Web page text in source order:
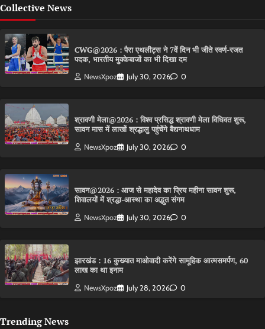
Collective News
CWG@2026 : पैरा एथलीट्स ने 7वें दिन भी जीते स्वर्ण-रजत
पदक, भारतीय मुक्केबाजों का भी दिखा दम
NewsXpoz July 30, 2026 0
श्रावणी मेला@2026 : विश्व प्रसिद्ध श्रावणी मेला विधिवत शुरू,
सावन मास में लाखों श्रद्धालु पहुंचेंगे बैद्यनाथधाम
NewsXpoz July 30, 2026 0
सावन@2026 : आज से महादेव का प्रिय महीना सावन शुरू,
शिवालयों में श्रद्धा-आस्था का अद्भुत संगम
NewsXpoz July 30, 2026 0
झारखंड : 16 कुख्यात माओवादी करेंगे सामूहिक आत्मसमर्पण, 60
लाख का था इनाम
NewsXpoz July 28, 2026 0
Trending News